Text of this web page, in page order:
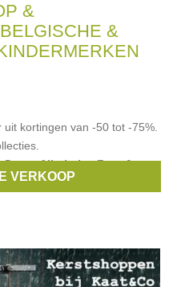
&
&
kortingen van -50 tot -75%.
Duns,Albababy,Froy &
VERKOOP